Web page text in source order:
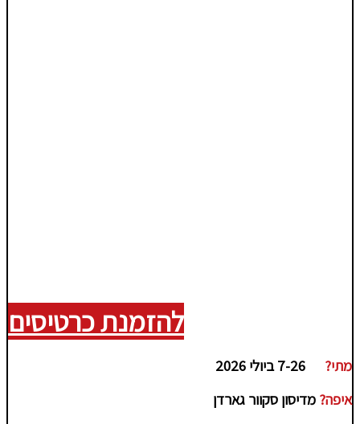
להזמנת כרטיסים
מתי?
איפה? מדיסון סקוור גארדן